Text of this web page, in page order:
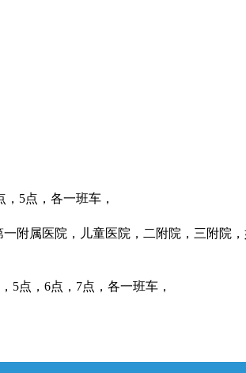
5点，各一班车，
属医院，儿童医院，二附院，三附院
5点，6点，7点，各一班车，